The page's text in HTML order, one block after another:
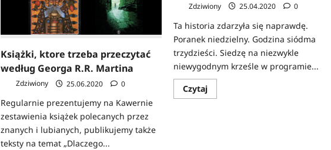
Książki, ktore trzeba przeczytać
według Georga R.R. Martina
Zdziwiony 25.06.2020 0
Regularnie prezentujemy na Kawernie
zestawienia książek polecanych przez
znanych i lubianych, publikujemy także
teksty na temat „Dlaczego...
Zdziwiony 25.04.2020 0
Ta historia zdarzyła się naprawdę.
Poranek niedzielny. Godzina siódma
trzydzieści. Siedzę na niezwykle
niewygodnym krześle w programie...
CzytajDowiedz
się